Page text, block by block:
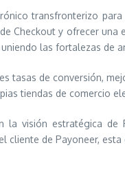
transfronterizo
Checkout y ofrecer
las fortalezas de
tasas de conversión,
tiendas de comercio
la visión estratégica
cliente de Payoneer,